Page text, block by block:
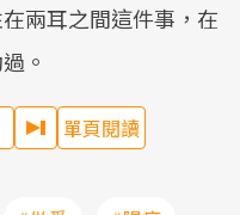
兩耳之間這件事，在
。
單頁閱讀